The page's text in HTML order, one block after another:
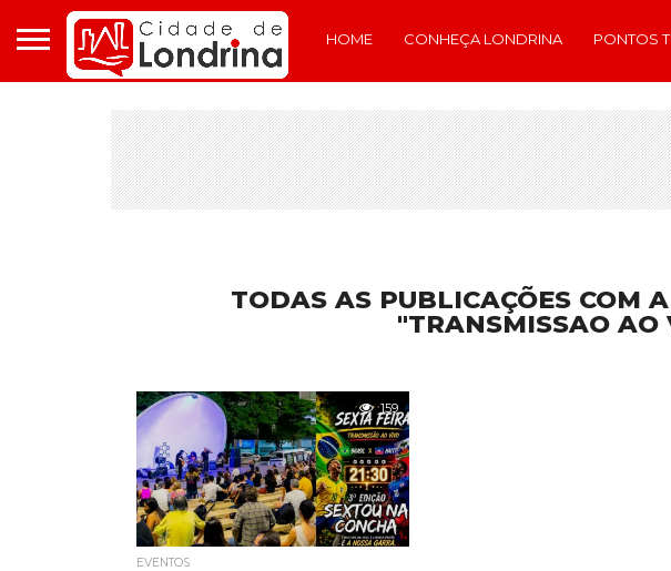
HOME CONHEÇA LONDRINA PONTOS
TODAS AS PUBLICAÇÕES COM
"TRANSMISSAO AO
159
EVENTOS